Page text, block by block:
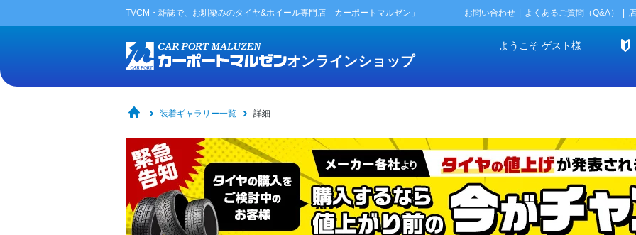
TVCM・雑誌で、お馴染みのタイヤ&ホイール専門店「カーポートマルゼン」 お問い合わせ よくあるご質問（Q&A）
オンラインショップ
ようこそ ゲスト様
装着ギャラリー一覧 詳細